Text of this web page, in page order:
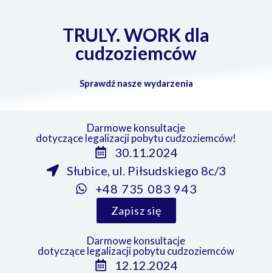
TRULY. WORK dla
cudzoziemców
Sprawdź nasze wydarzenia
Darmowe konsultacje
dotyczące legalizacji pobytu cudzoziemców!
30.11.2024
Słubice, ul. Piłsudskiego 8c/3
+48 735 083 943
Zapisz się
Darmowe konsultacje
dotyczące legalizacji pobytu cudzoziemców
12.12.2024